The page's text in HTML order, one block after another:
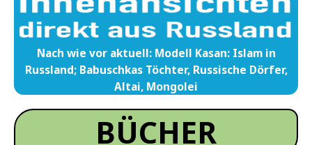
Nach wie vor aktuell: Modell Kasan: Islam in
Russland; Babuschkas Töchter, Russische Dörfer,
Altai, Mongolei
BÜCHER